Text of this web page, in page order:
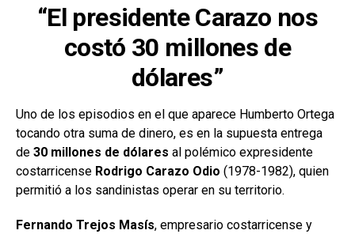
“El presidente Carazo nos
costó 30 millones de
dólares”
Uno de los episodios en el que aparece Humberto Ortega
tocando otra suma de dinero, es en la supuesta entrega
de 30 millones de dólares al polémico expresidente
costarricense Rodrigo Carazo Odio (1978-1982), quien
permitió a los sandinistas operar en su territorio.
Fernando Trejos Masís, empresario costarricense y